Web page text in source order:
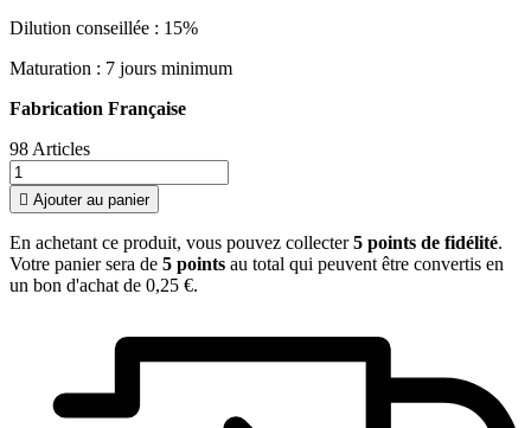
Dilution conseillée : 15%
Maturation : 7 jours minimum
Fabrication Française
98 Articles
 Ajouter au panier
En achetant ce produit, vous pouvez collecter5 points de fidélité.
Votre panier sera de 5 points au total qui peuvent être convertis en
un bon d'achat de 0,25 €.